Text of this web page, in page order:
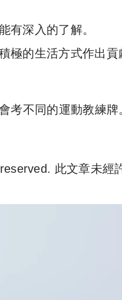
有深入的了解。
極的生活方式作出貢
考不同的運動教練牌
此文章未經